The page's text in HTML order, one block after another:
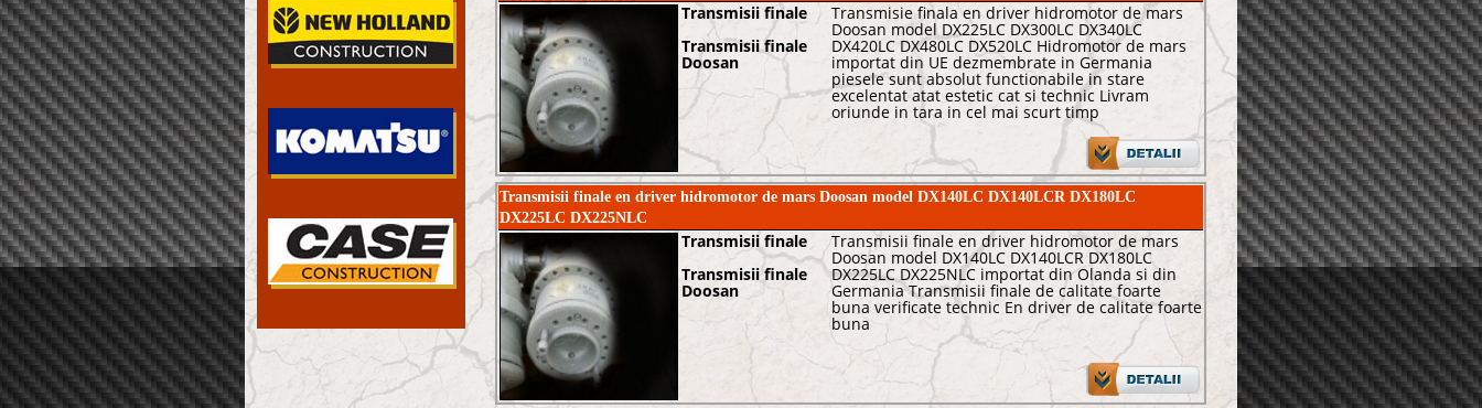
Transmisii finale
Transmisii finale
Doosan
Transmisie finala en driver hidromotor de mars
Doosan model DX225LC DX300LC DX340LC
DX420LC DX480LC DX520LC Hidromotor de mars
importat din UE dezmembrate in Germania
piesele sunt absolut functionabile in stare
excelentat atat estetic cat si technic Livram
oriunde in tara in cel mai scurt timp
Transmisii finale en driver hidromotor de mars Doosan model DX140LC DX140LCR DX180LC
DX225LC DX225NLC
Transmisii finale
Transmisii finale
Doosan
Transmisii finale en driver hidromotor de mars
Doosan model DX140LC DX140LCR DX180LC
DX225LC DX225NLC importat din Olanda si din
Germania Transmisii finale de calitate foarte
buna verificate technic En driver de calitate foarte
buna